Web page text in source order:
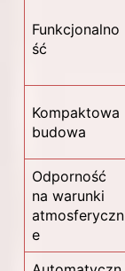
Funkcjonalno
ść
Kompaktowa
budowa
Odporność
na warunki
atmosferyczn
e